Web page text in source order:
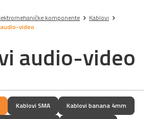
komponente
Kablovi
video
audio-video
Kablovi SMA
Kablovi banana 4mm